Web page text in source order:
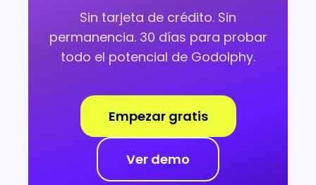
Sin tarjeta de crédito. Sin
permanencia. 30 días para probar
todo el potencial de Godolphy.
Empezar gratis
Ver demo